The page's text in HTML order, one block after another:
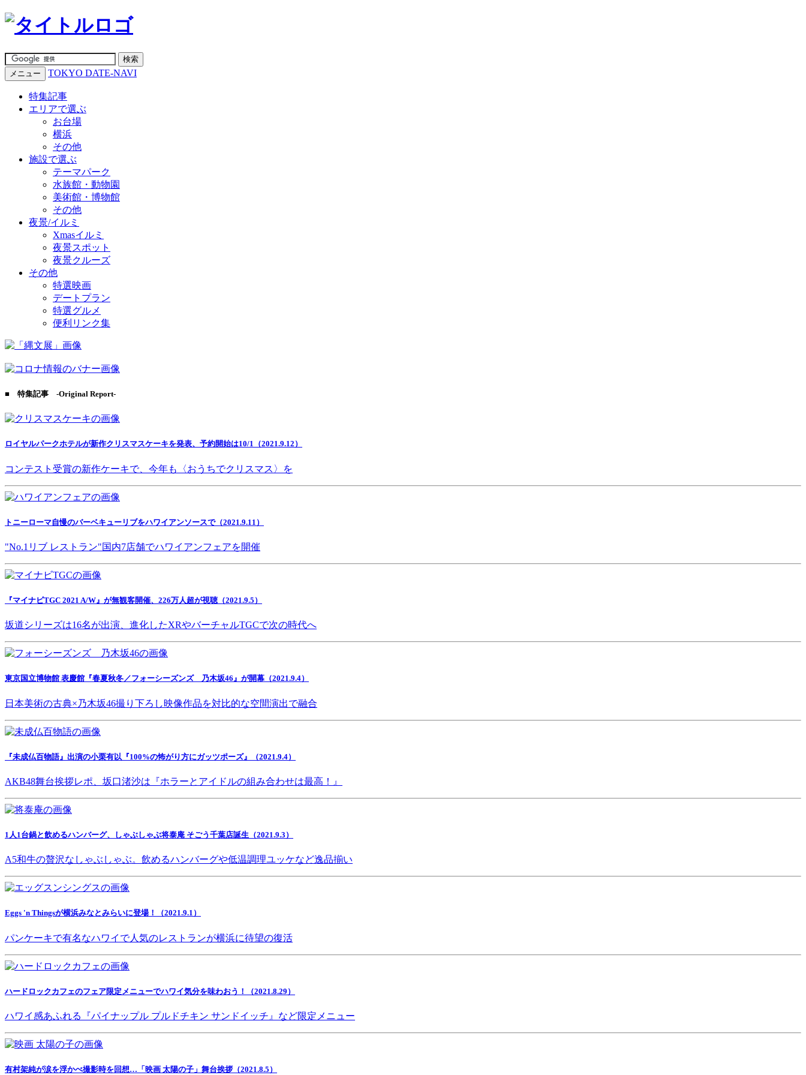
メニュー TOKYO DATE-NAVI
特集記事
エリアで選ぶ
お台場
横浜
その他
施設で選ぶ
テーマパーク
水族館・動物園
美術館・博物館
その他
夜景/イルミ
Xmasイルミ
夜景スポット
夜景クルーズ
その他
特選映画
デートプラン
特選グルメ
便利リンク集
■ 特集記事 -Original Report-
ロイヤルパークホテルが新作クリスマスケーキを発表、予約開始は10/1（2021.9.12）
コンテスト受賞の新作ケーキで、今年も〈おうちでクリスマス〉を
トニーローマ自慢のバーベキューリブをハワイアンソースで（2021.9.11）
"No.1リブ レストラン"国内7店舗でハワイアンフェアを開催
『マイナビTGC 2021 A/W』が無観客開催、226万人超が視聴（2021.9.5）
坂道シリーズは16名が出演、進化したXRやバーチャルTGCで次の時代へ
東京国立博物館 表慶館『春夏秋冬／フォーシーズンズ 乃木坂46』が開幕（2021.9.4）
日本美術の古典×乃木坂46撮り下ろし映像作品を対比的な空間演出で融合
『未成仏百物語』出演の小栗有以『100%の怖がり方にガッツポーズ』（2021.9.4）
AKB48舞台挨拶レポ、坂口渚沙は『ホラーとアイドルの組み合わせは最高！』
1人1台鍋と飲めるハンバーグ、しゃぶしゃぶ将泰庵 そごう千葉店誕生（2021.9.3）
A5和牛の贅沢なしゃぶしゃぶ。飲めるハンバーグや低温調理ユッケなど逸品揃い
Eggs 'n Thingsが横浜みなとみらいに登場！（2021.9.1）
パンケーキで有名なハワイで人気のレストランが横浜に待望の復活
ハードロックカフェのフェア限定メニューでハワイ気分を味わおう！（2021.8.29）
ハワイ感あふれる『パイナップル プルドチキン サンドイッチ』など限定メニュー
有村架純が涙を浮かべ撮影時を回想…「映画 太陽の子」舞台挨拶（2021.8.5）